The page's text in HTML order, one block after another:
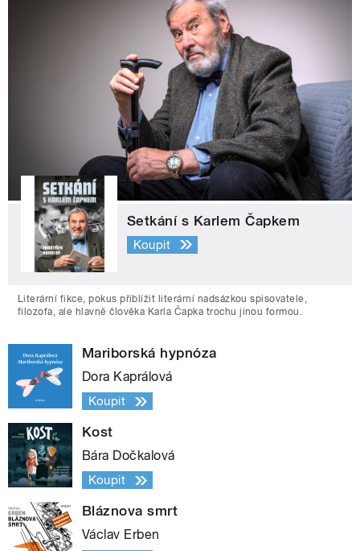
Setkání s Karlem Čapkem
Koupit
Literární fikce, pokus přiblížit literární nadsázkou spisovatele,
filozofa, ale hlavně člověka Karla Čapka trochu jinou formou.
Mariborská hypnóza
Dora Kaprálová
Koupit
Kost
Bára Dočkalová
Koupit
Bláznova smrt
Václav Erben